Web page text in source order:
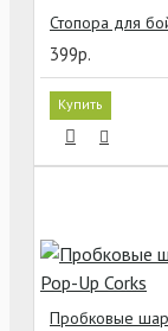
399р.
Купить